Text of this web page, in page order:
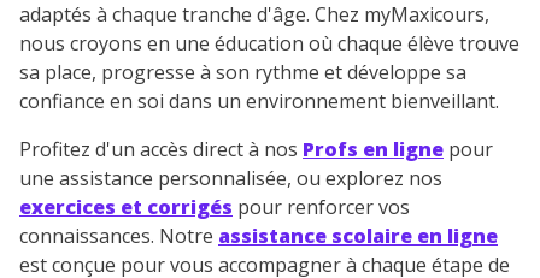
adaptés à chaque tranche d'âge. Chez myMaxicours,
nous croyons en une éducation où chaque élève trouve
sa place, progresse à son rythme et développe sa
confiance en soi dans un environnement bienveillant.
Profitez d'un accès direct à nos Profs en ligne pour
une assistance personnalisée, ou explorez nos
exercices et corrigés pour renforcer vos
connaissances. Notre assistance scolaire en ligne
est conçue pour vous accompagner à chaque étape de